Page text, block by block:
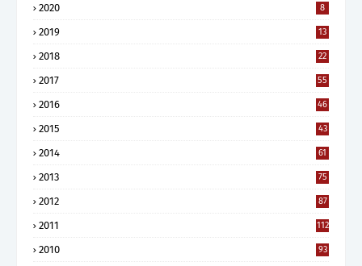
2020 8
2019 13
2018 22
2017 55
2016 46
2015 43
2014 61
2013 75
2012 87
2011 112
2010 93